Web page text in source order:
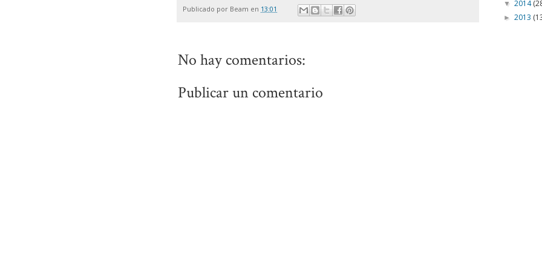
Publicado por Beam en 13:01
No hay comentarios:
Publicar un comentario
▼ 2014
► 2013